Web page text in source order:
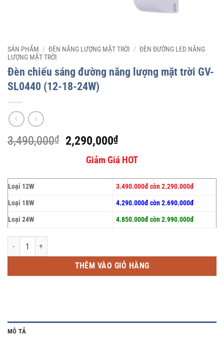
SẢN PHẨM / ĐÈN NĂNG LƯỢNG MẶT TRỜI / ĐÈN ĐƯỜNG LED NĂNG
LƯỢNG MẶT TRỜI
Đèn chiếu sáng đường năng lượng mặt trời GV-
SL0440 (12-18-24W)
3,490,000₫
Giá
3,490,000₫.
2,290,000₫Giá
hiện
tại
là:
2,290,000₫.
Giảm Giá HOT
Loại 12W
3.490.000đ còn 2.290.000đ
Loại 18W
4.290.000đ còn 2.690.000đ
Loại 24W
4.850.000đ còn 2.990.000đ
Đèn chiếu sáng đường năng lượng mặt trời GV-SL0440 (12-18-24W) số lượng
THÊM VÀO GIỎ HÀNG
MÔ TẢ